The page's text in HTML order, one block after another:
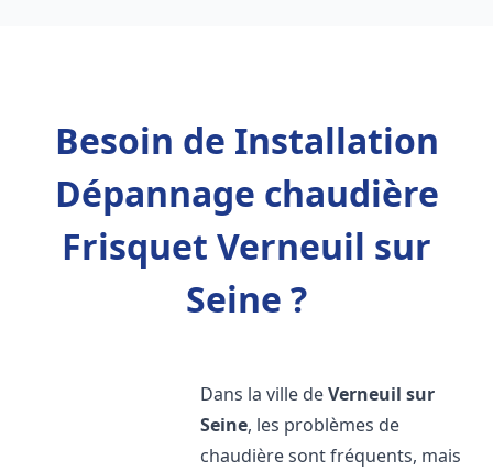
Besoin de Installation
Dépannage chaudière
Frisquet Verneuil sur
Seine ?
Dans la ville deVerneuil sur
Seine, les problèmes de
chaudière sont fréquents, mais